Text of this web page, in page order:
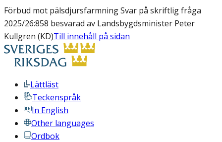
Förbud mot pälsdjursfarmning Svar på skriftlig fråga
2025/26:858 besvarad av Landsbygdsminister Peter
Kullgren (KD)Till innehåll på sidan
Lättläst
Teckenspråk
In English
Other languages
Ordbok